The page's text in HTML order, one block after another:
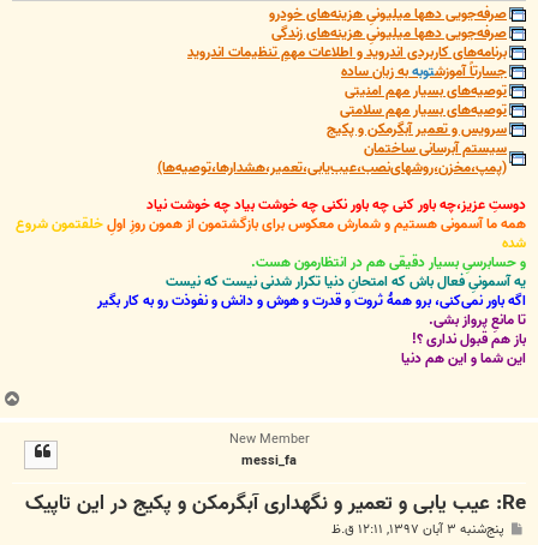
صرفه‌جویی دهها میلیونیِ هزینه‌های خودرو
صرفه‌جویی دهها میلیونیِ هزینه‌های زندگی
برنامه‌های کاربردی اندروید و اطلاعات مهمِ تنظیمات اندروید
جسارتاً آموزشتوبهبه زبان ساده
توصیه‌های بسیار مهم امنیتی
توصیه‌های بسیار مهم سلامتی
سرویس و تعمیر آبگرمکن و پکیج
سیستم آبرسانی ساختمان
(پمپ،مخزن،روشهای‌نصب،عیب‌یابی،تعمیر،هشدارها،توصیه‌ها)
دوستِ عزیز،چه باور کنی چه باور نکنی چه خوشت بیاد چه خوشت نیاد
همه ما آسمونی هستیم و شمارش معکوس برای بازگشتمون از همون روزِ اولِخلقتمون شروع
شده
و حسابرسیِ بسیار دقیقی هم در انتظارمون هست.
یه آسمونیِ فعال باش که امتحانِ دنیا تکرار شدنی نیست که نیست
اگه باور نمی‌کنی، برو همۀ ثروت و قدرت و هوش و دانش و نفوذت رو به کار بگیر
تا مانعِ پرواز بشی.
باز هم قبول نداری ؟!
این شما و این هم دنیا
ب
ا
New Member
messi_fa
Re: عیب یابی و تعمیر و نگهداری آبگرمکن و پکیج در این تاپیک
پ پنج‌شنبه ۳ آبان ۱۳۹۷, ۱۲:۱۱ ق.ظ